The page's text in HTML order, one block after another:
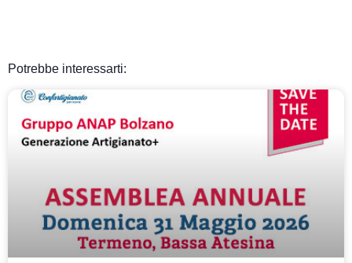
Potrebbe interessarti: